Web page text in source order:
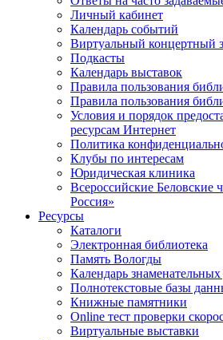
Личный кабинет
Календарь событий
Виртуальный концертный
Подкасты
Календарь выставок
Правила пользования
Правила пользования
Условия и порядок
ресурсам Интернет
Политика
Клубы по интересам
Юридическая клиника
Всероссийские Беловские
Россия»
Ресурсы
Каталоги
Электронная библиотека
Память Вологды
Календарь знаменательных
Полнотекстовые базы
Книжные памятники
Online тест проверки
Виртуальные выставки